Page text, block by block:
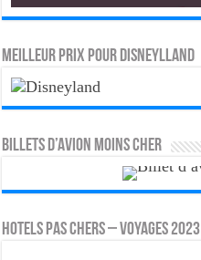
MEILLEUR PRIX POUR DISNEYLLAND
Billets d’avion moins cher
HOTELS PAS CHERS – VOYAGES 2023